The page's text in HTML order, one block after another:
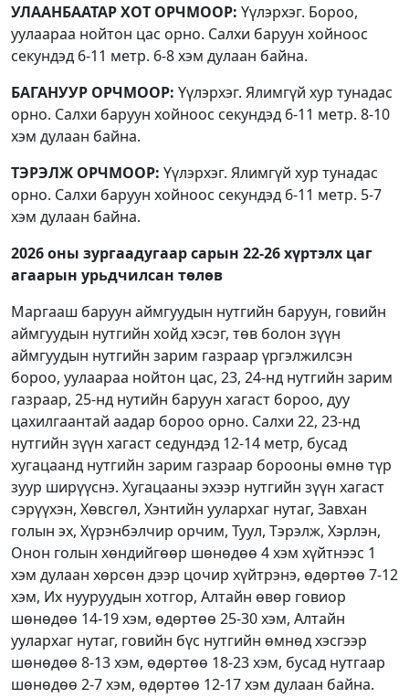
УЛААНБААТАР ХОТ ОРЧМООР: Үүлэрхэг. Бороо,
уулаараа нойтон цас орно. Салхи баруун хойноос
секундэд 6-11 метр. 6-8 хэм дулаан байна.
БАГАНУУР ОРЧМООР: Үүлэрхэг. Ялимгүй хур тунадас
орно. Салхи баруун хойноос секундэд 6-11 метр. 8-10
хэм дулаан байна.
ТЭРЭЛЖ ОРЧМООР: Үүлэрхэг. Ялимгүй хур тунадас
орно. Салхи баруун хойноос секундэд 6-11 метр. 5-7
хэм дулаан байна.
2026 оны зургаадугаар сарын 22-26 хүртэлх цаг
агаарын урьдчилсан төлөв
Маргааш баруун аймгуудын нутгийн баруун, говийн
аймгуудын нутгийн хойд хэсэг, төв болон зүүн
аймгуудын нутгийн зарим газраар үргэлжилсэн
бороо, уулаараа нойтон цас, 23, 24-нд нутгийн зарим
газраар, 25-нд нутийн баруун хагаст бороо, дуу
цахилгаантай аадар бороо орно. Салхи 22, 23-нд
нутгийн зүүн хагаст седундэд 12-14 метр, бусад
хугацаанд нутгийн зарим газраар борооны өмнө түр
зуур ширүүснэ. Хугацааны эхээр нутгийн зүүн хагаст
сэрүүхэн, Хөвсгөл, Хэнтийн уулархаг нутаг, Завхан
голын эх, Хүрэнбэлчир орчим, Туул, Тэрэлж, Хэрлэн,
Онон голын хөндийгөөр шөнөдөө 4 хэм хүйтнээс 1
хэм дулаан хөрсөн дээр цочир хүйтрэнэ, өдөртөө 7-12
хэм, Их нууруудын хотгор, Алтайн өвөр говиор
шөнөдөө 14-19 хэм, өдөртөө 25-30 хэм, Алтайн
уулархаг нутаг, говийн бүс нутгийн өмнөд хэсгээр
шөнөдөө 8-13 хэм, өдөртөө 18-23 хэм, бусад нутгаар
шөнөдөө 2-7 хэм, өдөртөө 12-17 хэм дулаан байна.